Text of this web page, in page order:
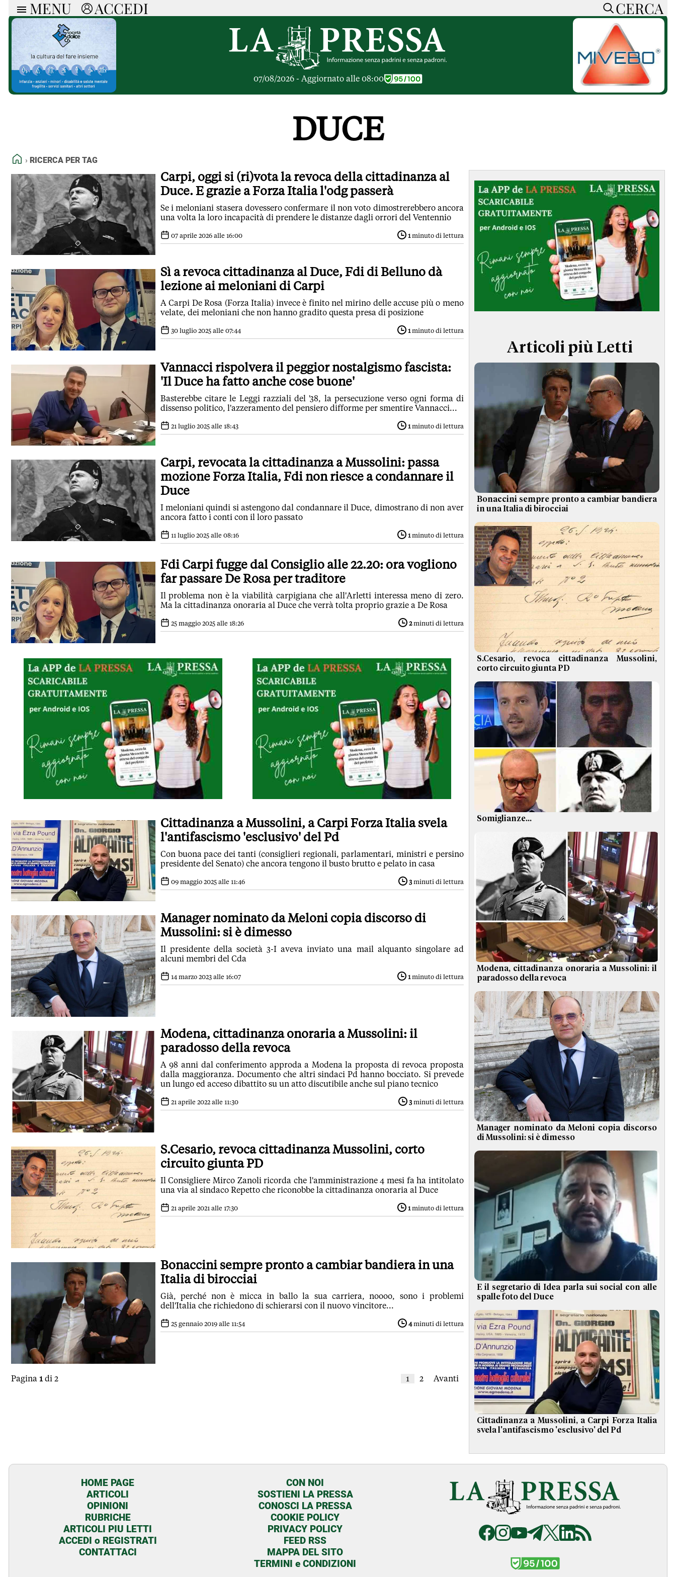
MENU ACCEDI CERCA
ARTICOLI
Politica
Economia
Società
La Nera
Che Cultura
Tutti gli Articoli
RUBRICHE
Ruote Libere
Dossier Inceneritore
Dossier Cave
OPINIONI
Lettere al Direttore
Parola d'Autore
Il Galeotto
Cronache Pandemiche
Tutte le Opinioni
Articoli
Opinioni
Rubriche
Tutti gli Articoli
ACCEDI o REGISTRATI
SOSTIENI LA PRESSA
MAPPA DEL SITO
NORMATIVE
DEONTOLOGICHE
TERMINI e CONDIZIONI
Ricerca
CERCA
07/08/2026 - Aggiornato alle 08:00
DUCE
HOME
RICERCA PER TAG
Carpi, oggi si (ri)vota la revoca della cittadinanza al
Duce. E grazie a Forza Italia l'odg passerà
Se i meloniani stasera dovessero confermare il non voto dimostrerebbero ancora
una volta la loro incapacità di prendere le distanze dagli orrori del Ventennio
07 aprile 2026 alle 16:00 1minuto di lettura
Sì a revoca cittadinanza al Duce, Fdi di Belluno dà
lezione ai meloniani di Carpi
A Carpi De Rosa (Forza Italia) invece è finito nel mirino delle accuse più o meno
velate, dei meloniani che non hanno gradito questa presa di posizione
30 luglio 2025 alle 07:44 1minuto di lettura
Vannacci rispolvera il peggior nostalgismo fascista:
'Il Duce ha fatto anche cose buone'
Basterebbe citare le Leggi razziali del '38, la persecuzione verso ogni forma di
dissenso politico, l'azzeramento del pensiero difforme per smentire Vannacci...
21 luglio 2025 alle 18:43 1 minuto di lettura
Carpi, revocata la cittadinanza a Mussolini: passa
mozione Forza Italia, Fdi non riesce a condannare il
Duce
I meloniani quindi si astengono dal condannare il Duce, dimostrano di non aver
ancora fatto i conti con il loro passato
11 luglio 2025 alle 08:16 1minuto di lettura
Fdi Carpi fugge dal Consiglio alle 22.20: ora vogliono
far passare De Rosa per traditore
Il problema non è la viabilità carpigiana che all'Arletti interessa meno di zero.
Ma la cittadinanza onoraria al Duce che verrà tolta proprio grazie a De Rosa
25 maggio 2025 alle 18:26 2minuti di lettura
Cittadinanza a Mussolini, a Carpi Forza Italia svela
l'antifascismo 'esclusivo' del Pd
Con buona pace dei tanti (consiglieri regionali, parlamentari, ministri e persino
presidente del Senato) che ancora tengono il busto brutto e pelato in casa
09 maggio 2025 alle 11:46 3minuti di lettura
Manager nominato da Meloni copia discorso di
Mussolini: si è dimesso
Il presidente della società 3-I aveva inviato una mail alquanto singolare ad
alcuni membri del Cda
14 marzo 2023 alle 16:07 1minuto di lettura
Modena, cittadinanza onoraria a Mussolini: il
paradosso della revoca
A 98 anni dal conferimento approda a Modena la proposta di revoca proposta
dalla maggioranza. Documento che altri sindaci Pd hanno bocciato. Si prevede
un lungo ed acceso dibattito su un atto discutibile anche sul piano tecnico
21 aprile 2022 alle 11:30 3minuti di lettura
S.Cesario, revoca cittadinanza Mussolini, corto
circuito giunta PD
Il Consigliere Mirco Zanoli ricorda che l'amministrazione 4 mesi fa ha intitolato
una via al sindaco Repetto che riconobbe la cittadinanza onoraria al Duce
21 aprile 2021 alle 17:30 1minuto di lettura
Bonaccini sempre pronto a cambiar bandiera in una
Italia di birocciai
Già, perché non è micca in ballo la sua carriera, noooo, sono i problemi
dell'Italia che richiedono di schierarsi con il nuovo vincitore...
25 gennaio 2019 alle 11:54 4minuti di lettura
Pagina 1 di 2 1 2 Avanti
Articoli più Letti
Bonaccini sempre pronto a cambiar bandiera
in una Italia di birocciai
S.Cesario, revoca cittadinanza Mussolini,
corto circuito giunta PD
Somiglianze...
Modena, cittadinanza onoraria a Mussolini: il
paradosso della revoca
Manager nominato da Meloni copia discorso
di Mussolini: si è dimesso
E il segretario di Idea parla sui social con alle
spalle foto del Duce
Cittadinanza a Mussolini, a Carpi Forza Italia
svela l'antifascismo 'esclusivo' del Pd
HOME PAGE
ARTICOLI
OPINIONI
RUBRICHE
ARTICOLI PIU LETTI
ACCEDI o REGISTRATI
CONTATTACI
CON NOI
SOSTIENI LA PRESSA
CONOSCI LA PRESSA
COOKIE POLICY
PRIVACY POLICY
FEED RSS
MAPPA DEL SITO
TERMINI e CONDIZIONI